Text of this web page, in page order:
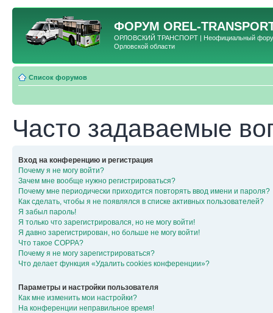
ФОРУМ OREL-
ОРЛОВСКИЙ ТРАНСПОРТ | Неофициальный форум
Орловской области
Список форумов
Часто задаваемые
Вход на конференцию и регистрация
Почему я не могу войти?
Зачем мне вообще нужно регистрироваться?
Почему мне периодически приходится повторять ввод имени и пароля?
Как сделать, чтобы я не появлялся в списке активных пользователей?
Я забыл пароль!
Я только что зарегистрировался, но не могу войти!
Я давно зарегистрирован, но больше не могу войти!
Что такое COPPA?
Почему я не могу зарегистрироваться?
Что делает функция «Удалить cookies конференции»?
Параметры и настройки пользователя
Как мне изменить мои настройки?
На конференции неправильное время!